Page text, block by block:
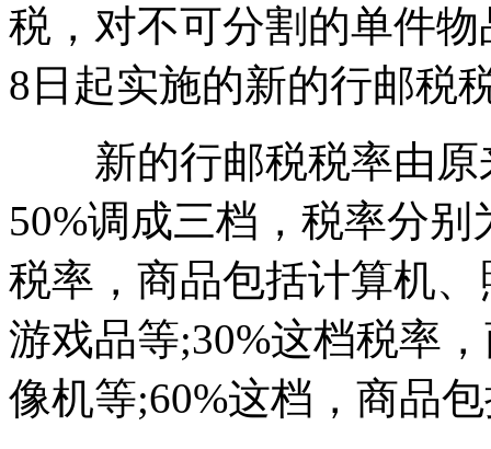
税，对不可分割的单件
8日起实施的新的行邮税
新的行邮税税率由原
50%调成三档，税率分别
税率，商品包括计算机
游戏品等;30%这档税率
像机等;60%这档，商品